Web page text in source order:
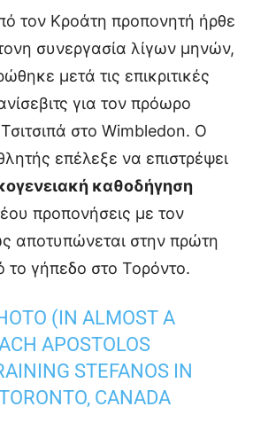
τον Κροάτη προπονητή ήρθε
συνεργασία λίγων μηνών,
μετά τις επικριτικές
για τον πρόωρο
στο Wimbledon. Ο
επέλεξε να επιστρέψει
καθοδήγηση
προπονήσεις με τον
αποτυπώνεται στην πρώτη
γήπεδο στο Τορόντο.
(IN ALMOST A
APOSTOLOS
STEFANOS IN
CANADA